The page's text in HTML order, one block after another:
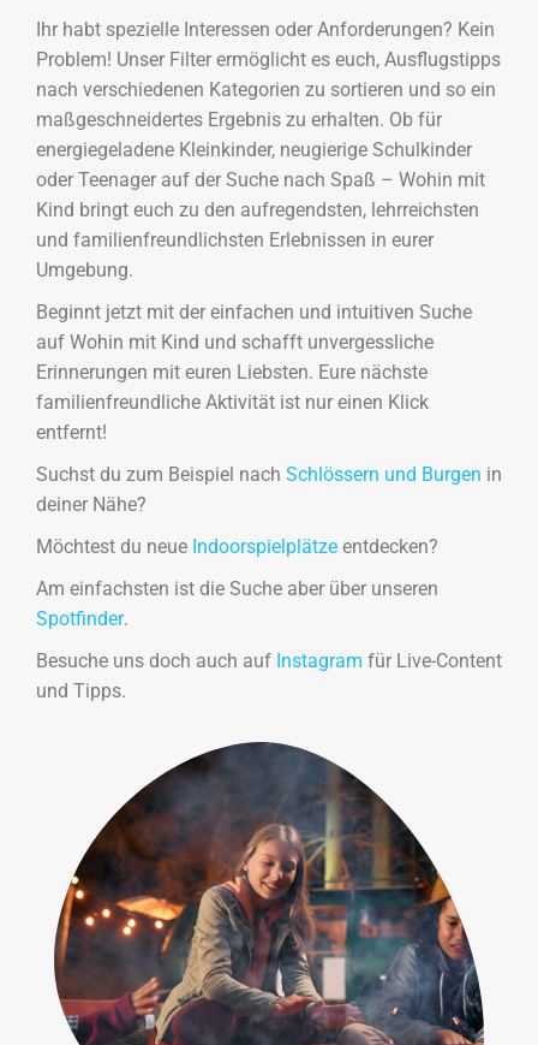
Ihr habt spezielle Interessen oder Anforderungen? Kein
Problem! Unser Filter ermöglicht es euch, Ausflugstipps
nach verschiedenen Kategorien zu sortieren und so ein
maßgeschneidertes Ergebnis zu erhalten. Ob für
energiegeladene Kleinkinder, neugierige Schulkinder
oder Teenager auf der Suche nach Spaß – Wohin mit
Kind bringt euch zu den aufregendsten, lehrreichsten
und familienfreundlichsten Erlebnissen in eurer
Umgebung.
Beginnt jetzt mit der einfachen und intuitiven Suche
auf Wohin mit Kind und schafft unvergessliche
Erinnerungen mit euren Liebsten. Eure nächste
familienfreundliche Aktivität ist nur einen Klick
entfernt!
Suchst du zum Beispiel nach Schlössern und Burgen in
deiner Nähe?
Möchtest du neue Indoorspielplätze entdecken?
Am einfachsten ist die Suche aber über unseren
Spotfinder.
Besuche uns doch auch auf Instagram für Live-Content
und Tipps.